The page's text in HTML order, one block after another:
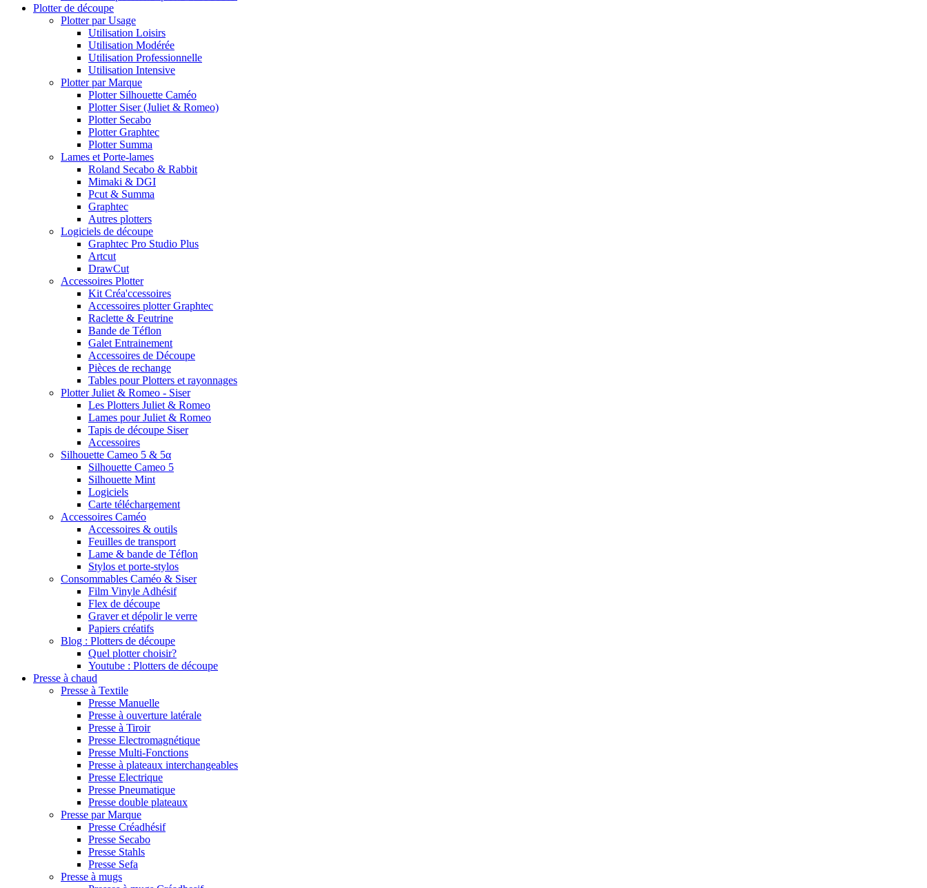
Plotter de découpe
Plotter par Usage
Utilisation Loisirs
Utilisation Modérée
Utilisation Professionnelle
Utilisation Intensive
Plotter par Marque
Plotter Silhouette Caméo
Plotter Siser (Juliet & Romeo)
Plotter Secabo
Plotter Graphtec
Plotter Summa
Lames et Porte-lames
Roland Secabo & Rabbit
Mimaki & DGI
Pcut & Summa
Graphtec
Autres plotters
Logiciels de découpe
Graphtec Pro Studio Plus
Artcut
DrawCut
Accessoires Plotter
Kit Créa'ccessoires
Accessoires plotter Graphtec
Raclette & Feutrine
Bande de Téflon
Galet Entrainement
Accessoires de Découpe
Pièces de rechange
Tables pour Plotters et rayonnages
Plotter Juliet & Romeo - Siser
Les Plotters Juliet & Romeo
Lames pour Juliet & Romeo
Tapis de découpe Siser
Accessoires
Silhouette Cameo 5 & 5α
Silhouette Cameo 5
Silhouette Mint
Logiciels
Carte téléchargement
Accessoires Caméo
Accessoires & outils
Feuilles de transport
Lame & bande de Téflon
Stylos et porte-stylos
Consommables Caméo & Siser
Film Vinyle Adhésif
Flex de découpe
Graver et dépolir le verre
Papiers créatifs
Blog : Plotters de découpe
Quel plotter choisir?
Youtube : Plotters de découpe
Presse à chaud
Presse à Textile
Presse Manuelle
Presse à ouverture latérale
Presse à Tiroir
Presse Electromagnétique
Presse Multi-Fonctions
Presse à plateaux interchangeables
Presse Electrique
Presse Pneumatique
Presse double plateaux
Presse par Marque
Presse Créadhésif
Presse Secabo
Presse Stahls
Presse Sefa
Presse à mugs